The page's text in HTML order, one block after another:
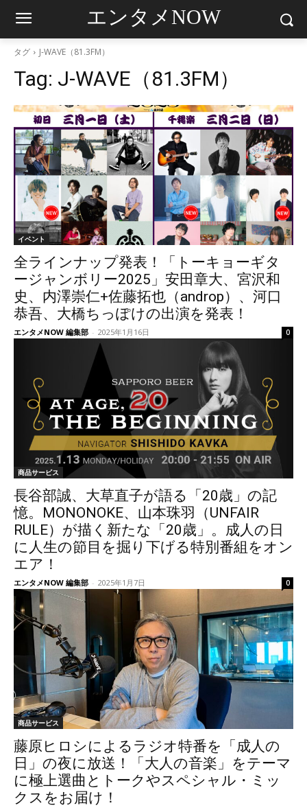
エンタメNOW
タグ J-WAVE（81.3FM）
Tag: J-WAVE（81.3FM）
イベント
全ラインナップ発表！「トーキョーギタ
ージャンボリー2025」安田章大、宮沢和
史、内澤崇仁+佐藤拓也（androp）、河口
恭吾、大橋ちっぽけの出演を発表！
エンタメNOW 編集部 - 2025年1月16日 0
商品サービス
長谷部誠、大草直子が語る「20歳」の記
憶。MONONOKE、山本珠羽（UNFAIR
RULE）が描く新たな「20歳」。成人の日
に人生の節目を掘り下げる特別番組をオン
エア！
エンタメNOW 編集部 - 2025年1月7日 0
商品サービス
藤原ヒロシによるラジオ特番を「成人の
日」の夜に放送！「大人の音楽」をテーマ
に極上選曲とトークやスペシャル・ミッ
クスをお届け！